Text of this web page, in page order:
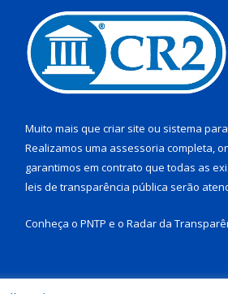
Muito mais que criar site ou sistema
Realizamos uma assessoria completa,
garantimos em contrato que todas as
leis de transparência pública serão
Conheça o PNTP e o Radar da